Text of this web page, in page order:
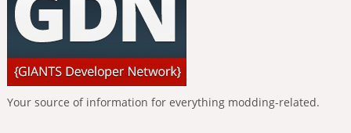
Your source of information for everything modding-related.